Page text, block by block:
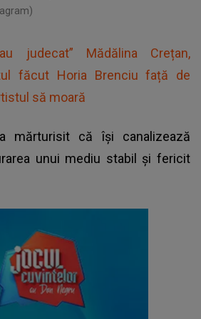
au judecat” Mădălina Crețan,
făcut Horia Brenciu față de
să moară
mărturisit că își canalizează
unui mediu stabil și fericit